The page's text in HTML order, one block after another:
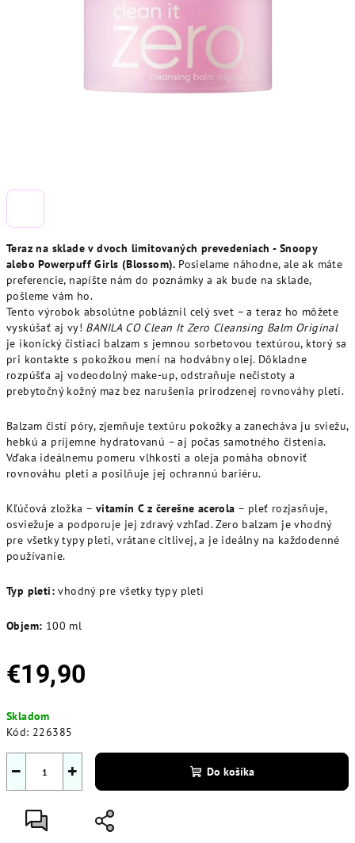
Teraz na sklade v dvoch limitovaných prevedeniach - Snoopy
alebo Powerpuff Girls (Blossom). Posielame náhodne, ale ak máte
preferencie, napíšte nám do poznámky a ak bude na sklade,
pošleme vám ho.
Tento výrobok absolútne pobláznil celý svet – a teraz ho môžete
vyskúšať aj vy! BANILA CO Clean It Zero Cleansing Balm Original
je ikonický čistiaci balzam s jemnou sorbetovou textúrou, ktorý sa
pri kontakte s pokožkou mení na hodvábny olej. Dôkladne
rozpúšťa aj vodeodolný make-up, odstraňuje nečistoty a
prebytočný kožný maz bez narušenia prirodzenej rovnováhy pleti.
Balzam čistí póry, zjemňuje textúru pokožky a zanecháva ju sviežu,
hebkú a príjemne hydratovanú – aj počas samotného čistenia.
Vďaka ideálnemu pomeru vlhkosti a oleja pomáha obnoviť
rovnováhu pleti a posilňuje jej ochrannú bariéru.
Kľúčová zložka – vitamín C z čerešne acerola – pleť rozjasňuje,
osviežuje a podporuje jej zdravý vzhľad. Zero balzam je vhodný
pre všetky typy pleti, vrátane citlivej, a je ideálny na každodenné
používanie.
Typ pleti: vhodný pre všetky typy pleti
Objem: 100 ml
€19,90
cena:
Skladom
Kód: 226385
+
− Do košíka